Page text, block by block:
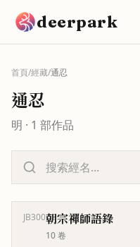
deerpark
首頁/經藏/通忍
通忍
明 · 1 部作品
JB300朝宗禪師語錄
10卷